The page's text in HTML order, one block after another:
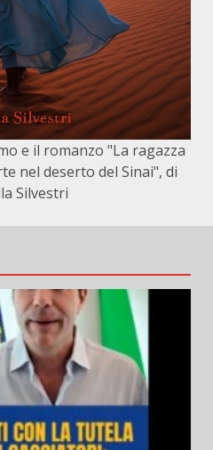
e il romanzo "La ragazza
nel deserto del Sinai", di
Silvestri